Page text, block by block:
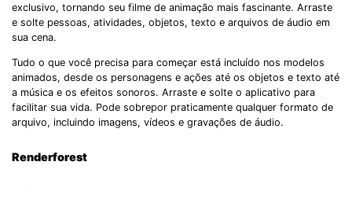
exclusivo, tornando seu filme de animação mais fascinante. Arraste
e solte pessoas, atividades, objetos, texto e arquivos de áudio em
sua cena.
Tudo o que você precisa para começar está incluído nos modelos
animados, desde os personagens e ações até os objetos e texto até
a música e os efeitos sonoros. Arraste e solte o aplicativo para
facilitar sua vida. Pode sobrepor praticamente qualquer formato de
arquivo, incluindo imagens, vídeos e gravações de áudio.
Renderforest